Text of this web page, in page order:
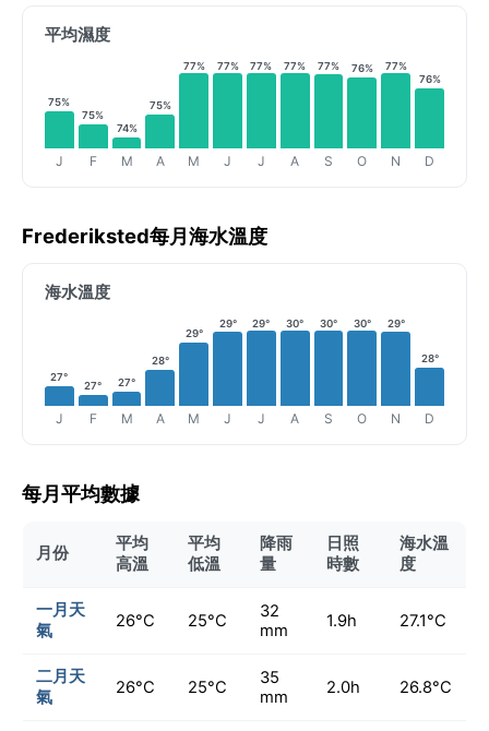
平均濕度
75%
J
75%
F
74%
M
75%
A
77%
M
77%
J
77%
J
77%
A
77%
S
76%
O
77%
N
76%
D
Frederiksted每月海水溫度
海水溫度
27°
J
27°
F
27°
M
28°
A
29°
M
29°
J
29°
J
30°
A
30°
S
30°
O
29°
N
28°
D
每月平均數據
月份
平均
高溫
平均
低溫
降雨
量
日照
時數
海水溫
度
一月天
氣
26°C 25°C
32
mm
1.9h 27.1°C
二月天
氣
26°C 25°C
35
mm
2.0h 26.8°C